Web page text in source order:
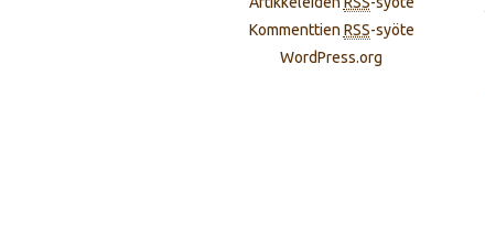
Kommenttien RSS-syöte
WordPress.org